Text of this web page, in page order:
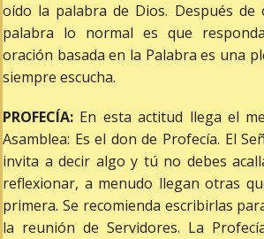
oído la palabra de Dios. Después
palabra lo normal es que
oración basada en la Palabra es una
siempre escucha.
PROFECÍA: En esta actitud llega el
Asamblea: Es el don de Profecía. El
invita a decir algo y tú no debes
reflexionar, a menudo llegan otras
primera. Se recomienda escribirlas
la reunión de Servidores. La